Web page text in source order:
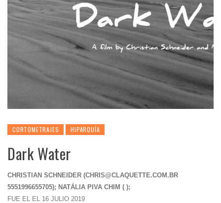
CORTOMETRAJES HIPARQUÍA
Dark Water
CHRISTIAN SCHNEIDER (CHRIS@CLAQUETTE.COM.BR
5551996655705); NATÁLIA PIVA CHIM ( );
FUE EL EL 16 JULIO 2019